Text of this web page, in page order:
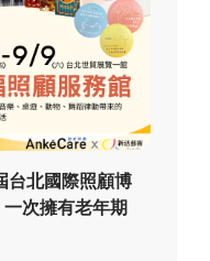
台北國際照顧博
次擁有老年期